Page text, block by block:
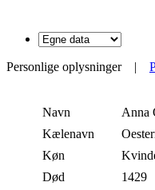
Personlige oplysninger|
Navn Anna
Kælenavn
Køn
Død
1429